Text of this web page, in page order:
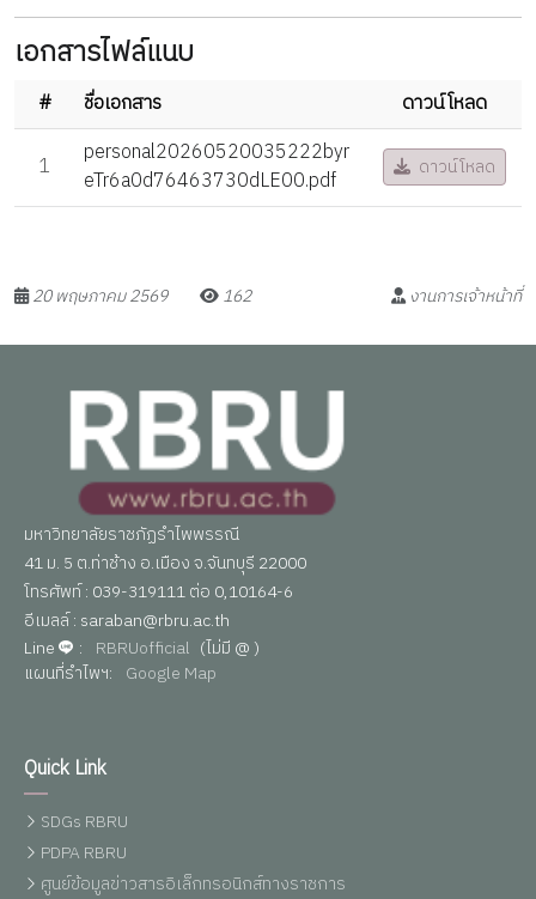
เอกสารไฟล์แนบ
# ชื่อเอกสาร
ดาวน์โหลด
1
personal20260520035222byr
eTr6a0d76463730dLE00.pdf
ดาวน์โหลด
20 พฤษภาคม 2569 162 งานการเจ้าหน้าที่
มหาวิทยาลัยราชภัฏรำไพพรรณี
41 ม. 5 ต.ท่าช้าง อ.เมือง จ.จันทบุรี 22000
โทรศัพท์ : 039-319111 ต่อ 0,10164-6
อีเมลล์ : saraban@rbru.ac.th
Line
: RBRUofficial (ไม่มี @ )
แผนที่รำไพฯ: Google Map
Quick Link
SDGs RBRU
PDPA RBRU
ศูนย์ข้อมูลข่าวสารอิเล็กทรอนิกส์ทางราชการ